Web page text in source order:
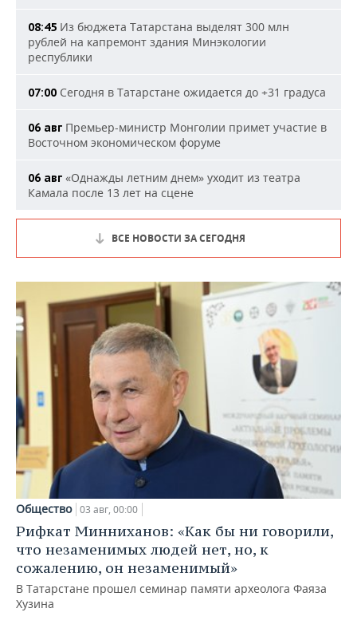
08:45 Из бюджета Татарстана выделят 300 млн
рублей на капремонт здания Минэкологии
республики
07:00 Сегодня в Татарстане ожидается до +31 градуса
06 авг Премьер-министр Монголии примет участие в
Восточном экономическом форуме
06 авг «Однажды летним днем» уходит из театра
Камала после 13 лет на сцене
ВСЕ НОВОСТИ ЗА СЕГОДНЯ
Общество 03 авг, 00:00
Рифкат Минниханов: «Как бы ни говорили,
что незаменимых людей нет, но, к
сожалению, он незаменимый»
В Татарстане прошел семинар памяти археолога Фаяза
Хузина